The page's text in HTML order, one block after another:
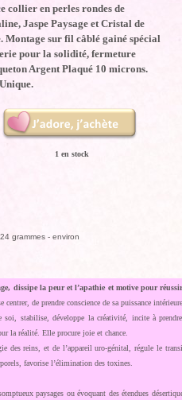
collier en perles rondes de
Jaspe Paysage et Cristal de
Montage sur fil câblé gainé spécial
pour la solidité, fermeture
Argent Plaqué 10 microns.
1 en stock
grammes - environ
dissipe la peur et l’apathie et motive pour
de prendre conscience de sa puissance
soi, stabilise, développe la créativité, incite à
la réalité. Elle procure joie et chance.
des reins, et de l’appareil uro-génital, régule le
favorise l’élimination des toxines.
paysages ou évoquant des étendues